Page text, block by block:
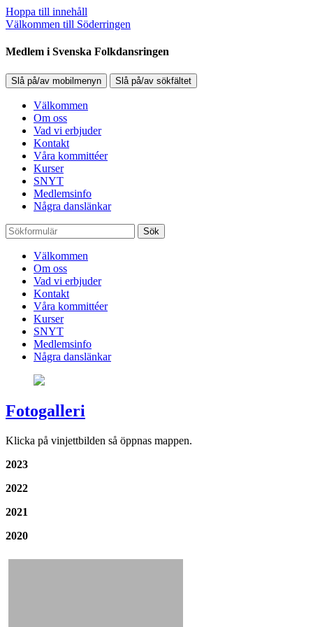
Hoppa till innehåll
Välkommen till Söderringen
Medlem i Svenska Folkdansringen
Slå på/av mobilmenyn Slå på/av sökfältet
Välkommen
Om oss
Vad vi erbjuder
Kontakt
Våra kommittéer
Kurser
SNYT
Medlemsinfo
Några danslänkar
Sök
Välkommen
Om oss
Vad vi erbjuder
Kontakt
Våra kommittéer
Kurser
SNYT
Medlemsinfo
Några danslänkar
Fotogalleri
Klicka på vinjettbilden så öppnas mappen.
2023
2022
2021
2020